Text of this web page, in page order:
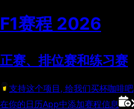
F1赛程 2026
正赛、排位赛和练习赛
支持这个项目, 给我们买杯咖啡吧
在你的日历App中添加赛程信息